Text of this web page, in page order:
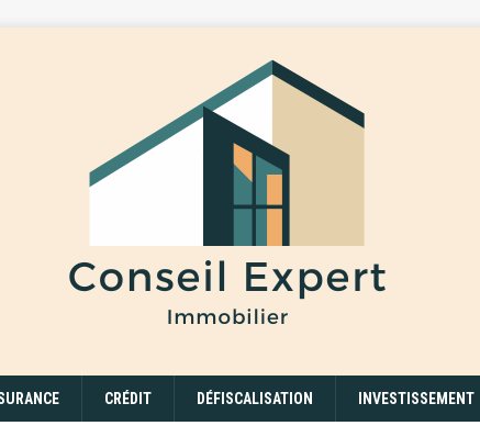
CRÉDIT DÉFISCALISATION INVESTISSEMENT